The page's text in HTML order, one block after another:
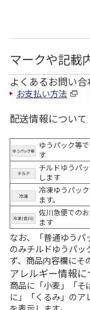
マークや記載
よくあるお問い合
お支払い方法
配送情報について
ゆうパック等
す
チルドゆうパ
します
冷凍ゆうパッ
ます。
佐川急便での
ます
なお、「普通ゆうパ
のみチルドゆうパッ
ず、商品内容欄にそ
アレルギー情報に
商品に「小麦」「そ
に」「くるみ」のア